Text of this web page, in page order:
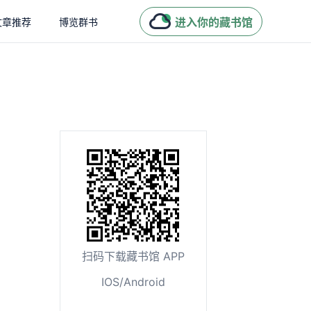
章推荐 博览群书 进入你的藏书馆
扫码下载藏书馆 APP
IOS/Android